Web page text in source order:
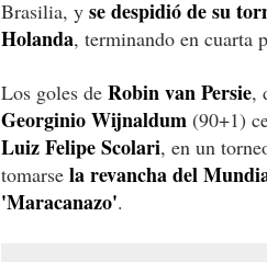
Brasilia, y se despidió de su
Holanda, terminando en cuarta
Los goles de Robin van Persie,
Georginio Wijnaldum (90+1)
Luiz Felipe Scolari, en un
tomarse la revancha del
'Maracanazo'.